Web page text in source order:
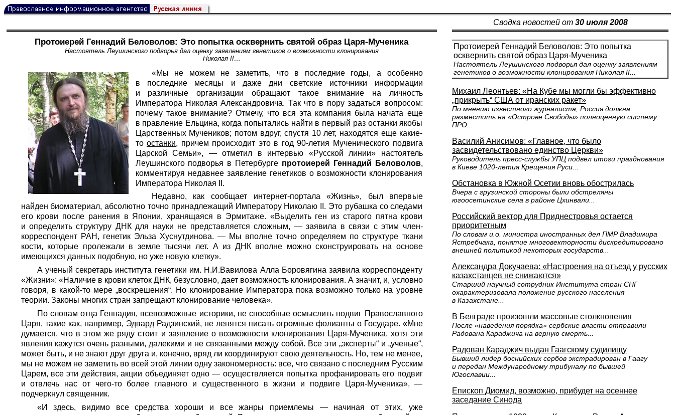
Сводка новостей от 30 июля 2008
Протоиерей Геннадий Беловолов: Это попытка осквернить святой образ Царя-Мученика
Настоятель Леушинского подворья дал оценку заявлениям генетиков о возможности клонирования
Николая II…
«Мы не можем не заметить, что в последние годы, а особенно
в последние месяцы и даже дни светские источники информации
и различные организации обращают такое внимание на личность
Императора Николая Александровича. Так что в пору задаться вопросом:
почему такое внимание? Отмечу, что вся эта компания была начата еще
в правление Ельцина, когда попытались найти в первый раз останки якобы
Царственных Мучеников; потом вдруг, спустя 10 лет, находятся еще какие-
тоостанки, причем происходит это в год 90-летия Мученического подвига
Царской Семьи», — отметил в интервью «Русской линии» настоятель
Леушинского подворья в Петербурге протоиерей Геннадий Беловолов,
комментируя недавнее заявление генетиков о возможности клонирования
Императора Николая II.
Недавно, как сообщает интернет-портала «Жизнь», был впервые
найден биоматериал, абсолютно точно принадлежащий Императору Николаю II. Это рубашка со следами
его крови после ранения в Японии, хранящаяся в Эрмитаже. «Выделить ген из старого пятна крови
и определить структуру ДНК для науки не представляется сложным, — заявила в связи с этим член-
корреспондент РАН, генетик Эльза Хуснутдинова. — Мы вполне точно определяем по структуре ткани
кости, которые пролежали в земле тысячи лет. А из ДНК вполне можно сконструировать на основе
имеющихся данных подобную, но уже новую клетку».
А ученый секретарь института генетики им. Н.И.Вавилова Алла Боровягина заявила корреспонденту
«Жизни»: «Наличие в крови клеток ДНК, безусловно, дает возможность клонирования. А значит, и, условно
говоря, в какой-то мере „воскрешения“. Но клонирование Императора пока возможно только на уровне
теории. Законы многих стран запрещают клонирование человека».
По словам отца Геннадия, всевозможные историки, не способные осмыслить подвиг Православного
Царя, такие как, например, Эдвард Радзинский, не ленятся писать огромные фолианты о Государе. «Мне
думается, что в этом же ряду стоит и заявление о возможности клонирования Царя-Мученика, хотя эти
явления кажутся очень разными, далекими и не связанными между собой. Все эти „эксперты“ и „ученые“,
может быть, и не знают друг друга и, конечно, вряд ли координируют свою деятельность. Но, тем не менее,
мы не можем не заметить во всей этой линии одну закономерность: все, что связано с последним Русским
Царем, все эти действия, акции объединяет одно — осуществляется попытка профанировать его подвиг
и отвлечь нас от чего-то более главного и существенного в жизни и подвиге Царя-Мученика», —
подчеркнул священник.
«И здесь, видимо все средства хороши и все жанры приемлемы — начиная от этих, уже
Протоиерей Геннадий Беловолов: Это попытка
осквернить святой образ Царя-Мученика
Настоятель Леушинского подворья дал оценку заявлениям
генетиков о возможности клонирования Николая II...
Михаил Леонтьев: «На Кубе мы могли бы эффективно
„прикрыть“ США от иранских ракет»
По мнению известного журналиста, Россия должна
разместить на «Острове Свободы» полноценную систему
ПРО...
Василий Анисимов: «Главное, что было
засвидетельствовано единство Церкви»
Руководитель пресс-службы УПЦ подвел итоги празднования
в Киеве 1020-летия Крещения Руси...
Обстановка в Южной Осетии вновь обострилась
Вчера с грузинской стороны были обстреляны
югоосетинские села в районе Цхинвали...
Российский вектор для Приднестровья остается
приоритетным
По словам и.о. министра иностранных дел ПМР Владимира
Ястребчака, понятие многовекторности дискредитировано
внешней политикой некоторых государств...
Александра Докучаева: «Настроения на отъезд у русских
казахстанцев не снижаются»
Старший научный сотрудник Института стран СНГ
охарактеризовала положение русского населения
в Казахстане...
В Белграде произошли массовые столкновения
После «наведения порядка» сербские власти отправили
Радована Караджича на верную смерть...
Радован Караджич выдан Гаагскому судилищу
Бывший лидер боснийских сербов экстрадирован в Гаагу
и передан Международному трибуналу по бывшей
Югославии...
Епископ Диомид, возможно, прибудет на осеннее
заседание Синода